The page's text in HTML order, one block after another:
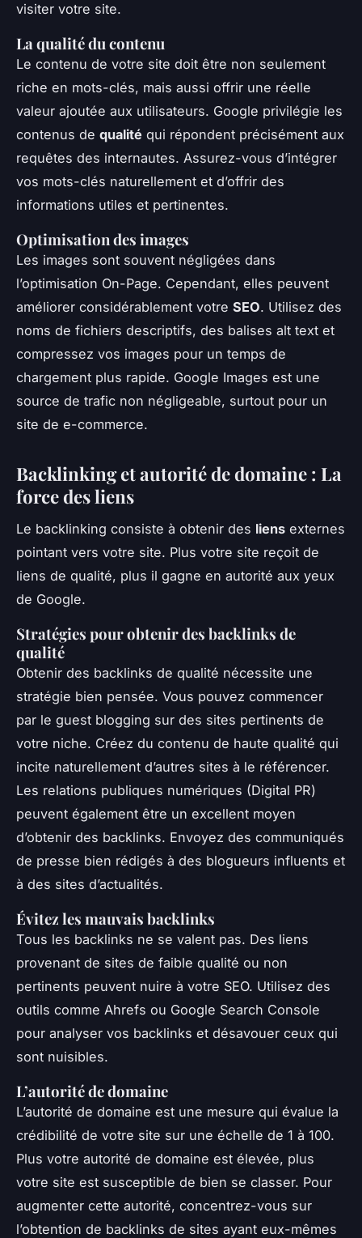
visiter votre site.
La qualité du contenu
Le contenu de votre site doit être non seulement
riche en mots-clés, mais aussi offrir une réelle
valeur ajoutée aux utilisateurs. Google privilégie les
contenus de qualité qui répondent précisément aux
requêtes des internautes. Assurez-vous d’intégrer
vos mots-clés naturellement et d’offrir des
informations utiles et pertinentes.
Optimisation des images
Les images sont souvent négligées dans
l’optimisation On-Page. Cependant, elles peuvent
améliorer considérablement votre SEO. Utilisez des
noms de fichiers descriptifs, des balises alt text et
compressez vos images pour un temps de
chargement plus rapide. Google Images est une
source de trafic non négligeable, surtout pour un
site de e-commerce.
Backlinking et autorité de domaine : La
force des liens
Le backlinking consiste à obtenir des liens externes
pointant vers votre site. Plus votre site reçoit de
liens de qualité, plus il gagne en autorité aux yeux
de Google.
Stratégies pour obtenir des backlinks de
qualité
Obtenir des backlinks de qualité nécessite une
stratégie bien pensée. Vous pouvez commencer
par le guest blogging sur des sites pertinents de
votre niche. Créez du contenu de haute qualité qui
incite naturellement d’autres sites à le référencer.
Les relations publiques numériques (Digital PR)
peuvent également être un excellent moyen
d’obtenir des backlinks. Envoyez des communiqués
de presse bien rédigés à des blogueurs influents et
à des sites d’actualités.
Évitez les mauvais backlinks
Tous les backlinks ne se valent pas. Des liens
provenant de sites de faible qualité ou non
pertinents peuvent nuire à votre SEO. Utilisez des
outils comme Ahrefs ou Google Search Console
pour analyser vos backlinks et désavouer ceux qui
sont nuisibles.
L’autorité de domaine
L’autorité de domaine est une mesure qui évalue la
crédibilité de votre site sur une échelle de 1 à 100.
Plus votre autorité de domaine est élevée, plus
votre site est susceptible de bien se classer. Pour
augmenter cette autorité, concentrez-vous sur
l’obtention de backlinks de sites ayant eux-mêmes